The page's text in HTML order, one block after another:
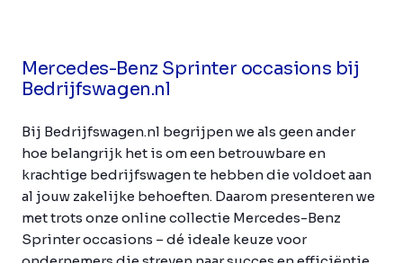
Mercedes-Benz Sprinter occasions bij
Bedrijfswagen.nl
Bij Bedrijfswagen.nl begrijpen we als geen ander
hoe belangrijk het is om een betrouwbare en
krachtige bedrijfswagen te hebben die voldoet aan
al jouw zakelijke behoeften. Daarom presenteren we
met trots onze online collectie Mercedes-Benz
Sprinter occasions – dé ideale keuze voor